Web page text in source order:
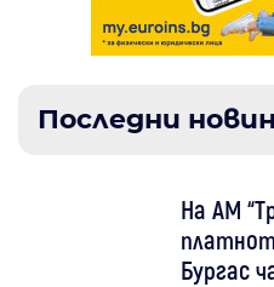
Последни
На АМ
Бургас